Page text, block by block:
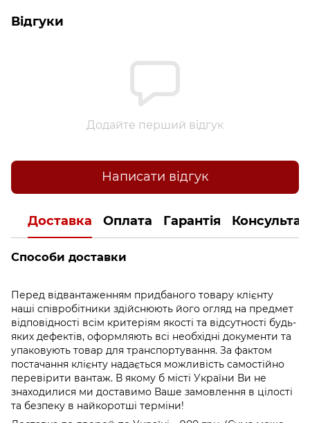
Відгуки
Додайте перший відгук
Написати відгук
Доставка Оплата Гарантія
Способи доставки
Перед відвантаженням придбаного товару клієнту
наші співробітники здійснюють його огляд на предмет
відповідності всім критеріям якості та відсутності будь-
яких дефектів, оформляють всі необхідні документи та
упаковують товар для транспортування. За фактом
постачання клієнту надається можливість самостійно
перевірити вантаж. В якому б місті України Ви не
знаходилися ми доставимо Ваше замовлення в цілості
та безпеку в найкоротші терміни!